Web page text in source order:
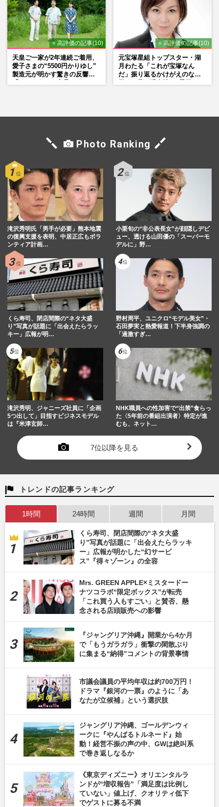
⭐ 高評価の記事(10)
天皇ご一家が2年連続ご着用、
愛子さまの“5500円かりゆし”
製造元が明かす驚きの反響
⭐ 高評価の記事(10)
元宝塚星組トップスター・湖
月わたる「これが宝塚なん
だ」振り返るかけがえのない
Photo Ranking
滝沢秀明氏「男手が必要」熊本地震
の復興支援を表明、中居正広もボラ
ンティア計画…
小栗旬の“非公表長女”が顔隠しデビ
ュー、透ける山田優の「スーパーモ
デルに」野…
くら寿司、閉店間際の“ネタ大盛
り”写真が話題に「出会えたらラッ
キー」広報が明…
野村周平、ユニクロ“モデル美女”・
石田夢実と熱愛報道！下半身強調の
「過激すぎ…
滝沢秀明、ジャニーズ社員に「企画
5つ出して」目指すビジネスモデル
は『米津玄師…
NHK職員への性加害で“出禁”食らっ
た〈5年前の番組出演者〉特定が進
むも、ネット…
7位以降を見る
トレンドの記事ランキング
1時間 24時間 週間 月間
くら寿司、閉店間際の“ネタ大盛
り”写真が話題に「出会えたらラッキ
ー」広報が明かした“幻サービ
ス”『得々ゾーン』の全容
Mrs. GREEN APPLE×ミスタードー
ナツコラボ“限定ボックス”が転売
「これ買う人もすごい」と賛否、懸
念される店頭販売への影響
『ジャングリア沖縄』開業から4か月
で「もうガラガラ」衝撃の閑散ぶり
に集まる“納得”コメントの背景事情
市議会議員の平均年収は約700万円！
ドラマ『銀河の一票』のように「あ
なたが立候補」という選択肢
ジャングリア沖縄、ゴールデンウィ
ークに『やんばるトルネード』始
動！経営不振の声の中、GWは絶叫系
で巻き返しなるか
《東京ディズニー》オリエンタルラ
ンドが“増収報告”「満足度は比例し
ていない」値上げ、クオリティ低下
でゲストに募る不満